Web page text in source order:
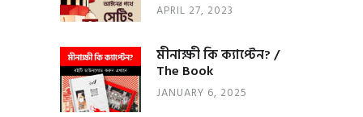
APRIL 27, 2023
মীনাক্ষী কি ক্যাপ্টেন? /
The Book
JANUARY 6, 2025